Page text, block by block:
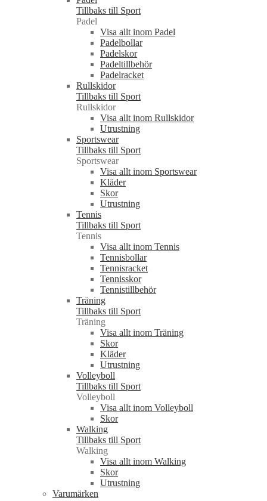
Tillbaks till Sport
Padel
Visa allt inom Padel
Padelbollar
Padelskor
Padeltillbehör
Padelracket
Rullskidor
Tillbaks till Sport
Rullskidor
Visa allt inom Rullskidor
Utrustning
Sportswear
Tillbaks till Sport
Sportswear
Visa allt inom Sportswear
Kläder
Skor
Utrustning
Tennis
Tillbaks till Sport
Tennis
Visa allt inom Tennis
Tennisbollar
Tennisracket
Tennisskor
Tennistillbehör
Träning
Tillbaks till Sport
Träning
Visa allt inom Träning
Skor
Kläder
Utrustning
Volleyboll
Tillbaks till Sport
Volleyboll
Visa allt inom Volleyboll
Skor
Walking
Tillbaks till Sport
Walking
Visa allt inom Walking
Skor
Utrustning
Varumärken